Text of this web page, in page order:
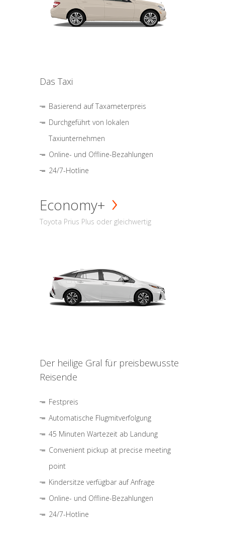
Das Taxi
Basierend auf Taxameterpreis
Durchgeführt von lokalen
Taxiunternehmen
Online- und Offline-Bezahlungen
24/7-Hotline
Economy+
Toyota Prius Plus oder gleichwertig
Der heilige Gral für preisbewusste
Reisende
Festpreis
Automatische Flugmitverfolgung
45 Minuten Wartezeit ab Landung
Convenient pickup at precise meeting
point
Kindersitze verfügbar auf Anfrage
Online- und Offline-Bezahlungen
24/7-Hotline